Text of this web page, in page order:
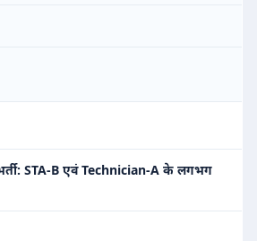
STA-B एवं Technician-A के लगभग